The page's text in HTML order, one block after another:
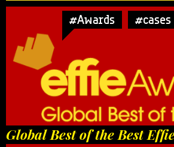
#Awards #cases
Global Best of the Best